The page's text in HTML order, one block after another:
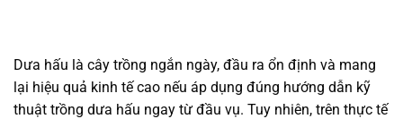
Dưa hấu là cây trồng ngắn ngày, đầu ra ổn định và mang
lại hiệu quả kinh tế cao nếu áp dụng đúng hướng dẫn kỹ
thuật trồng dưa hấu ngay từ đầu vụ. Tuy nhiên, trên thực tế